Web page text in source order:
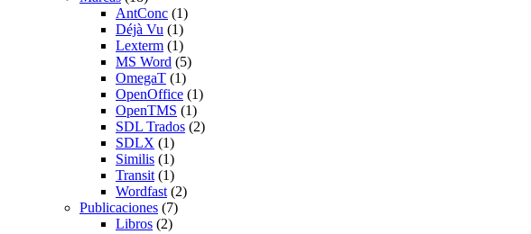
AntConc (1)
Déjà Vu (1)
Lexterm (1)
MS Word (5)
OmegaT (1)
OpenOffice (1)
OpenTMS (1)
SDL Trados (2)
SDLX (1)
Similis (1)
Transit(1)
Wordfast(2)
Publicaciones (7)
Libros (2)